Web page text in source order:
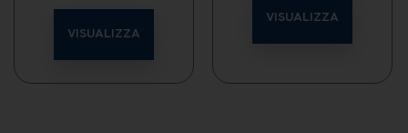
VISUALIZZA
VISUALIZZA